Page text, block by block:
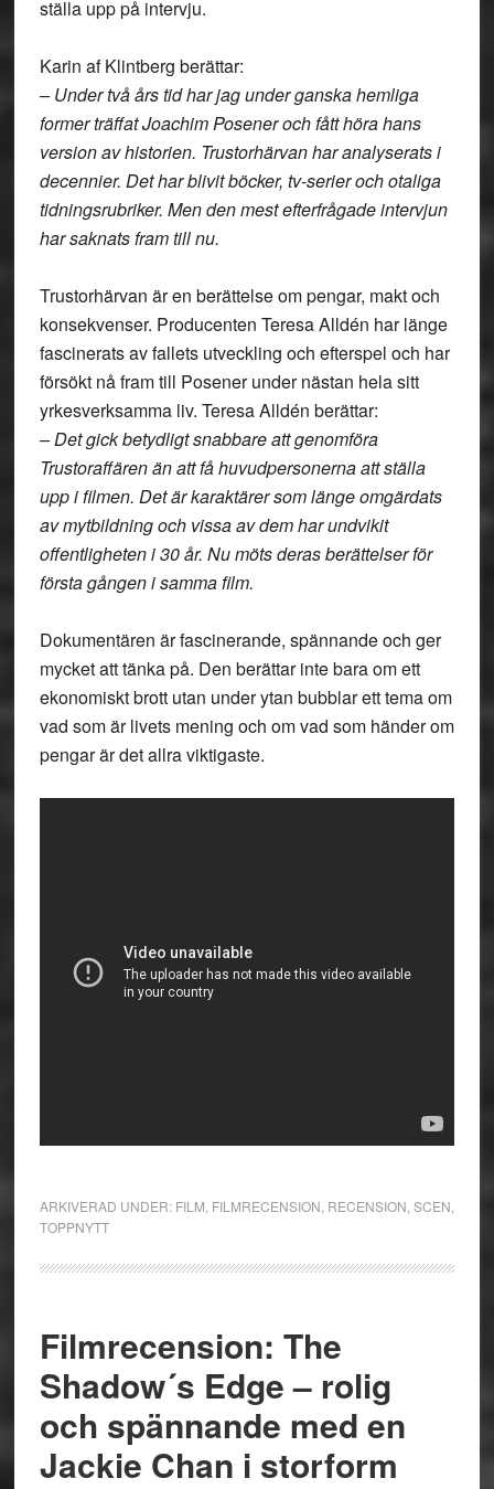
ställa upp på intervju.
Karin af Klintberg berättar:
– Under två års tid har jag under ganska hemliga
former träffat Joachim Posener och fått höra hans
version av historien. Trustorhärvan har analyserats i
decennier. Det har blivit böcker, tv-serier och otaliga
tidningsrubriker. Men den mest efterfrågade intervjun
har saknats fram till nu.
Trustorhärvan är en berättelse om pengar, makt och
konsekvenser. Producenten Teresa Alldén har länge
fascinerats av fallets utveckling och efterspel och har
försökt nå fram till Posener under nästan hela sitt
yrkesverksamma liv. Teresa Alldén berättar:
– Det gick betydligt snabbare att genomföra
Trustoraffären än att få huvudpersonerna att ställa
upp i filmen. Det är karaktärer som länge omgärdats
av mytbildning och vissa av dem har undvikit
offentligheten i 30 år. Nu möts deras berättelser för
första gången i samma film.
Dokumentären är fascinerande, spännande och ger
mycket att tänka på. Den berättar inte bara om ett
ekonomiskt brott utan under ytan bubblar ett tema om
vad som är livets mening och om vad som händer om
pengar är det allra viktigaste.
ARKIVERAD UNDER: FILM FILMRECENSION RECENSION SCEN
TOPPNYTT
Filmrecension: The
Shadow´s Edge – rolig
och spännande med en
Jackie Chan i storform